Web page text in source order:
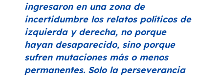
ingresaron en una zona de
incertidumbre los relatos políticos de
izquierda y derecha, no porque
hayan desaparecido, sino porque
sufren mutaciones más o menos
permanentes. Solo la perseverancia